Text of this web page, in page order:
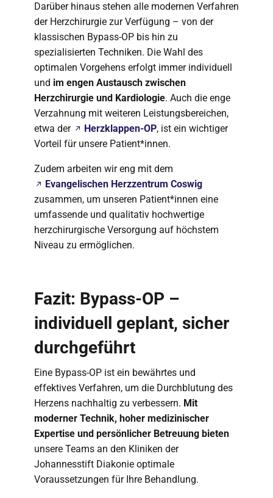
Darüber hinaus stehen alle modernen Verfahren
der Herzchirurgie zur Verfügung – von der
klassischen Bypass-OP bis hin zu
spezialisierten Techniken. Die Wahl des
optimalen Vorgehens erfolgt immer individuell
und im engen Austausch zwischen
Herzchirurgie und Kardiologie. Auch die enge
Verzahnung mit weiteren Leistungsbereichen,
etwa der
Herzklappen-OP, ist ein wichtiger
Vorteil für unsere Patient*innen.
Zudem arbeiten wir eng mit dem
Evangelischen Herzzentrum Coswig
zusammen, um unseren Patient*innen eine
umfassende und qualitativ hochwertige
herzchirurgische Versorgung auf höchstem
Niveau zu ermöglichen.
Fazit: Bypass-OP –
individuell geplant, sicher
durchgeführt
Eine Bypass-OP ist ein bewährtes und
effektives Verfahren, um die Durchblutung des
Herzens nachhaltig zu verbessern. Mit
moderner Technik, hoher medizinischer
Expertise und persönlicher Betreuung bieten
unsere Teams an den Kliniken der
Johannesstift Diakonie optimale
Voraussetzungen für Ihre Behandlung.